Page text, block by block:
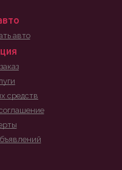
авто
средств